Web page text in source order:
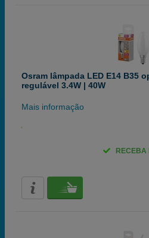
Osram lâmpada LED E14 B35
regulável 3.4W | 40W
Mais informação
RECEBA